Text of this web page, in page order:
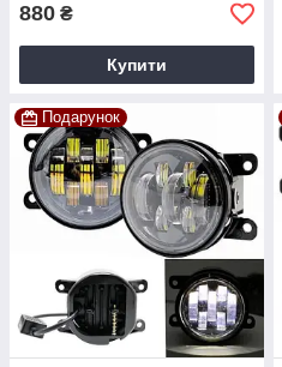
880 ₴
Купити
Подарунок